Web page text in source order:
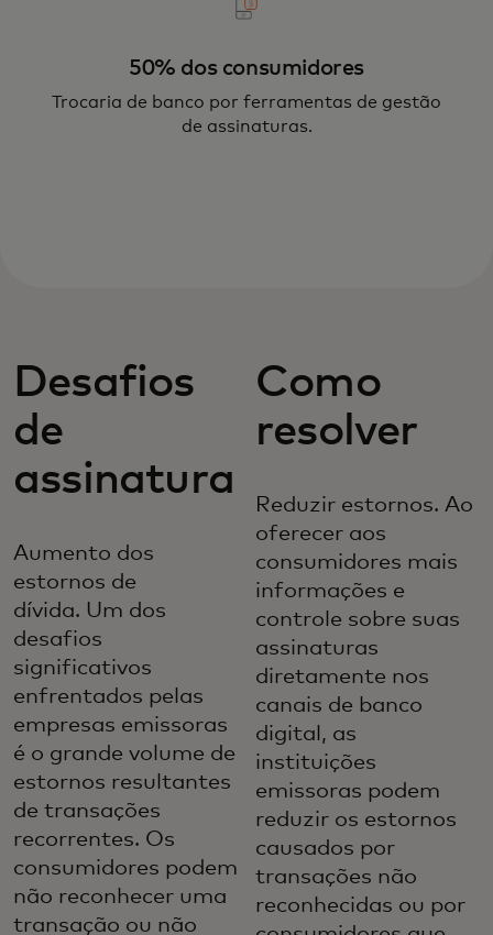
50% dos consumidores
Trocaria de banco por ferramentas de gestão
de assinaturas.
Desafios
de
assinatura
Aumento dos
estornos de
dívida. Um dos
desafios
significativos
enfrentados pelas
empresas emissoras
é o grande volume de
estornos resultantes
de transações
recorrentes. Os
consumidores podem
não reconhecer uma
transação ou não
Como
resolver
Reduzir estornos. Ao
oferecer aos
consumidores mais
informações e
controle sobre suas
assinaturas
diretamente nos
canais de banco
digital, as
instituições
emissoras podem
reduzir os estornos
causados por
transações não
reconhecidas ou por